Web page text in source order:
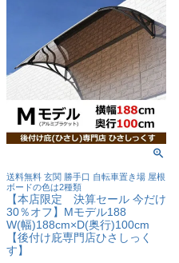
送料無料 玄関 勝手口 自転車置き場 屋根
ボードの色は2種類
【本店限定 決算セール 今だけ
30％オフ】Mモデル188
W(幅)188cm×D(奥行)100cm
【後付け庇専門店ひさしっく
す】